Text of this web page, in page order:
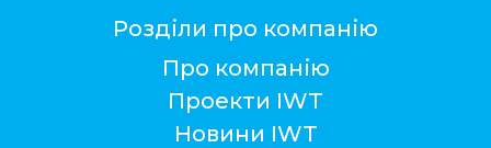
Розділи про компанію
Про компанію
Проекти IWT
Новини IWT